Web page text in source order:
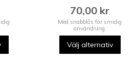
70,00 kr
Med snabblås för smidig
användning.
Välj alternativ